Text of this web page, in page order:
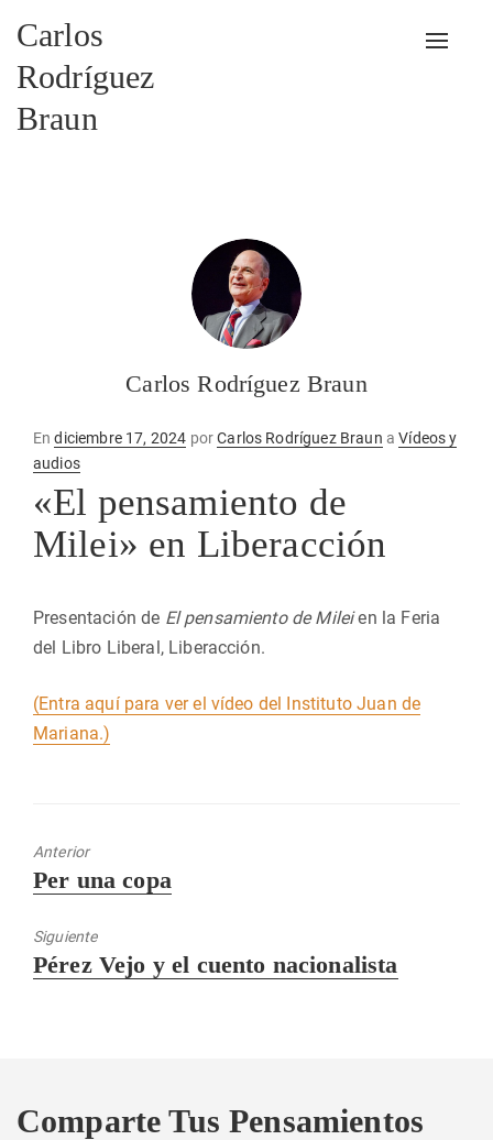
Carlos
Rodríguez
Braun
Carlos Rodríguez Braun
EnPublicado
en
diciembre 17, 2024 porCarlos Rodríguez Braun aVídeos y
audios
«El pensamiento de
Milei» en Liberacción
Presentación de El pensamiento de Mileien la Feria
del Libro Liberal, Liberacción.
(Entra aquí para ver el vídeo del Instituto Juan de
Mariana.)
Anterior
Entrada
Per una copa
Siguiente
Entrada
Pérez Vejo y el cuento nacionalista
Comparte Tus Pensamientos